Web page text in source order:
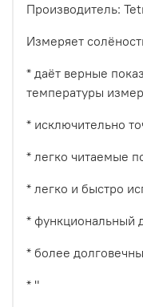
Производитель:
Измеряет
* даёт верные
температуры
* исключительно
* легко читаемые
* легко и быстро
* функциональный
* более
* "